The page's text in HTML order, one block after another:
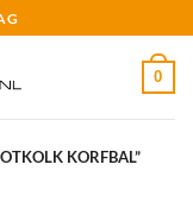
0
KORFBAL”